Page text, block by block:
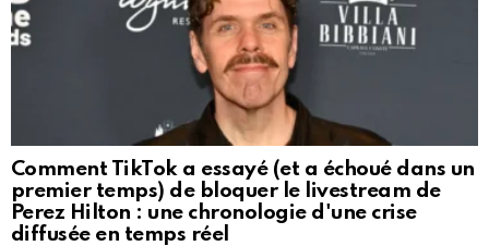
Comment TikTok a essayé (et a échoué dans un
premier temps) de bloquer le livestream de
Perez Hilton : une chronologie d'une crise
diffusée en temps réel